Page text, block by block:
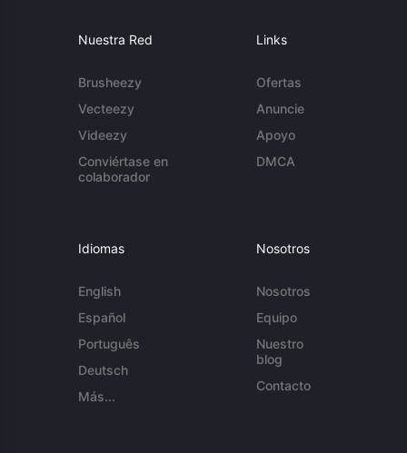
Nuestra Red
Brusheezy
Vecteezy
Videezy
Conviértase en
colaborador
Links
Ofertas
Anuncie
Apoyo
DMCA
Idiomas
English
Español
Português
Deutsch
Más...
Nosotros
Nosotros
Equipo
Nuestro
blog
Contacto